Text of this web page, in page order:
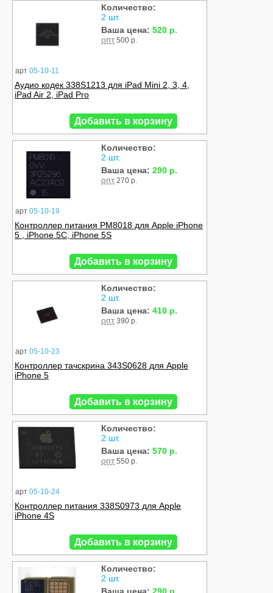
арт 05-10-11
Количество:
2 шт.
Ваша цена: 520 р.
опт 500 р.
Аудио кодек 338S1213 для iPad Mini 2, 3, 4,
iPad Air 2, iPad Pro
Добавить в корзину
арт 05-10-19
Количество:
2 шт.
Ваша цена: 290 р.
опт 270 р.
Контроллер питания PM8018 для Apple iPhone
5 , iPhone 5C, iPhone 5S
Добавить в корзину
арт 05-10-23
Количество:
2 шт.
Ваша цена: 410 р.
опт 390 р.
Контроллер тачскрина 343S0628 для Apple
iPhone 5
Добавить в корзину
арт 05-10-24
Количество:
2 шт.
Ваша цена: 570 р.
опт 550 р.
Контроллер питания 338S0973 для Apple
iPhone 4S
Добавить в корзину
Количество:
2 шт.